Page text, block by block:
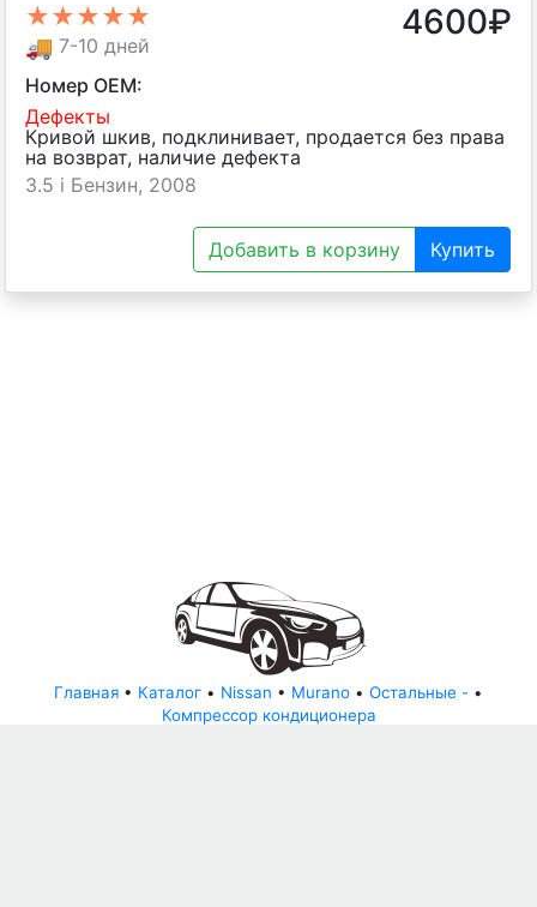
★★★★★
🚚 7-10 дней
4600₽
Номер OEM:
Дефекты
Кривой шкив, подклинивает, продается без права
на возврат, наличие дефекта
3.5 i Бензин, 2008
Добавить в корзину Купить
Главная • Каталог • Nissan • Murano • Остальные - •
Компрессор кондиционера